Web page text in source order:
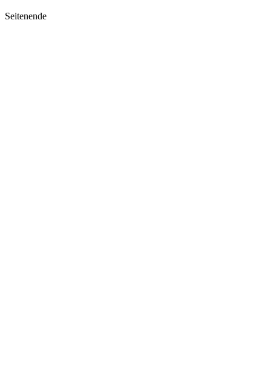
Seitenende